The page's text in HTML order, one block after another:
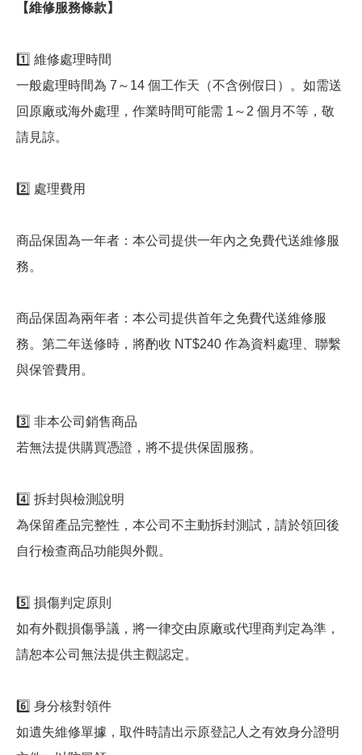
【維修服務條款】
1️⃣ 維修處理時間
一般處理時間為 7～14 個工作天（不含例假日）。如需送
回原廠或海外處理，作業時間可能需 1～2 個月不等，敬
請見諒。
2️⃣ 處理費用
商品保固為一年者：本公司提供一年內之免費代送維修服
務。
商品保固為兩年者：本公司提供首年之免費代送維修服
務。第二年送修時，將酌收 NT$240 作為資料處理、聯繫
與保管費用。
3️⃣ 非本公司銷售商品
若無法提供購買憑證，將不提供保固服務。
4️⃣ 拆封與檢測說明
為保留產品完整性，本公司不主動拆封測試，請於領回後
自行檢查商品功能與外觀。
5️⃣ 損傷判定原則
如有外觀損傷爭議，將一律交由原廠或代理商判定為準，
請恕本公司無法提供主觀認定。
6️⃣ 身分核對領件
如遺失維修單據，取件時請出示原登記人之有效身分證明